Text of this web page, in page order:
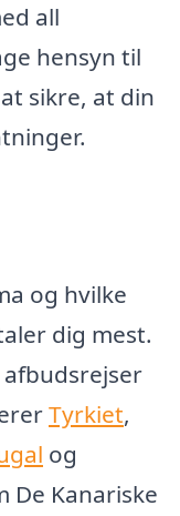
all
hensyn til
sikre, at din
og hvilke
dig mest.
Tyrkiet,
og
De Kanariske